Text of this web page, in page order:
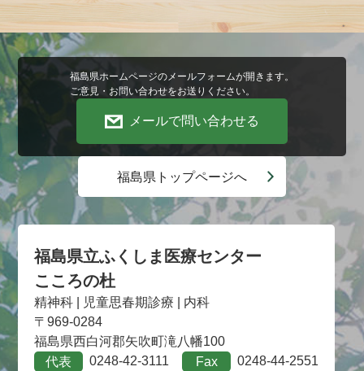
福島県立ふくしま医療センター
こころの杜
精神科 | 児童思春期診療 | 内科
〒969-0284
福島県西白河郡矢吹町滝八幡100
代表
0248-42-3111 Fax 0248-44-2551
福島県ホームページのメールフォームが開きます。
ご意見・お問い合わせをお送りください。
メールで問い合わせる
福島県トップページへ